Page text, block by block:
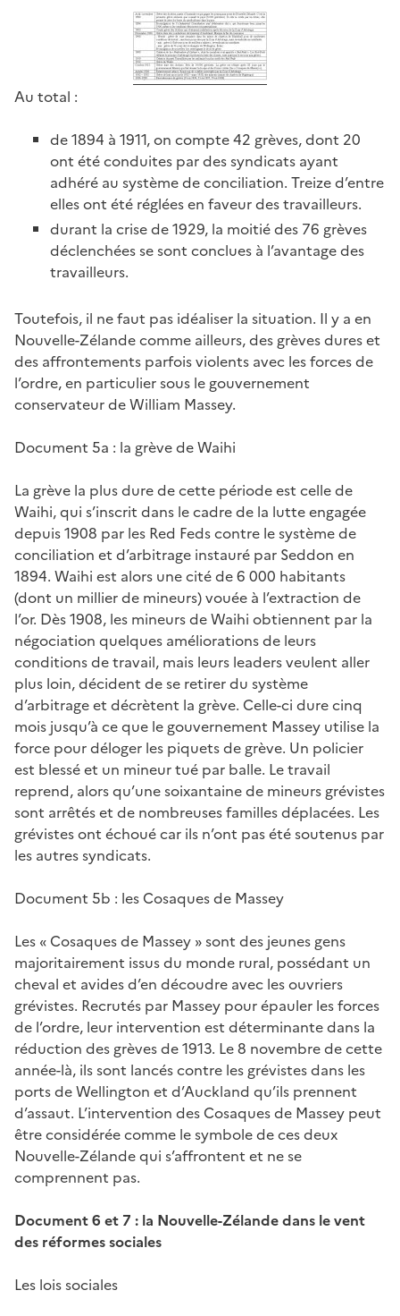
Au total :
de 1894 à 1911, on compte 42 grèves, dont 20
ont été conduites par des syndicats ayant
adhéré au système de conciliation. Treize d’entre
elles ont été réglées en faveur des travailleurs.
durant la crise de 1929, la moitié des 76 grèves
déclenchées se sont conclues à l’avantage des
travailleurs.
Toutefois, il ne faut pas idéaliser la situation. Il y a en
Nouvelle-Zélande comme ailleurs, des grèves dures et
des affrontements parfois violents avec les forces de
l’ordre, en particulier sous le gouvernement
conservateur de William Massey.
Document 5a : la grève de Waihi
La grève la plus dure de cette période est celle de
Waihi, qui s’inscrit dans le cadre de la lutte engagée
depuis 1908 par les Red Feds contre le système de
conciliation et d’arbitrage instauré par Seddon en
1894. Waihi est alors une cité de 6 000 habitants
(dont un millier de mineurs) vouée à l’extraction de
l’or. Dès 1908, les mineurs de Waihi obtiennent par la
négociation quelques améliorations de leurs
conditions de travail, mais leurs leaders veulent aller
plus loin, décident de se retirer du système
d’arbitrage et décrètent la grève. Celle-ci dure cinq
mois jusqu’à ce que le gouvernement Massey utilise la
force pour déloger les piquets de grève. Un policier
est blessé et un mineur tué par balle. Le travail
reprend, alors qu’une soixantaine de mineurs grévistes
sont arrêtés et de nombreuses familles déplacées. Les
grévistes ont échoué car ils n’ont pas été soutenus par
les autres syndicats.
Document 5b : les Cosaques de Massey
Les « Cosaques de Massey » sont des jeunes gens
majoritairement issus du monde rural, possédant un
cheval et avides d’en découdre avec les ouvriers
grévistes. Recrutés par Massey pour épauler les forces
de l’ordre, leur intervention est déterminante dans la
réduction des grèves de 1913. Le 8 novembre de cette
année-là, ils sont lancés contre les grévistes dans les
ports de Wellington et d’Auckland qu’ils prennent
d’assaut. L’intervention des Cosaques de Massey peut
être considérée comme le symbole de ces deux
Nouvelle-Zélande qui s’affrontent et ne se
comprennent pas.
Document 6 et 7 : la Nouvelle-Zélande dans le vent
des réformes sociales
Les lois sociales